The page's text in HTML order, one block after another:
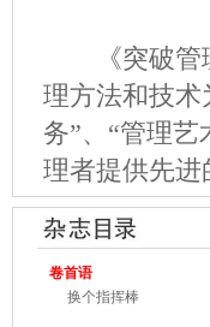
《突破管理
理方法和技术
务”、“管理
理者提供先进
卷首语
换个指挥棒